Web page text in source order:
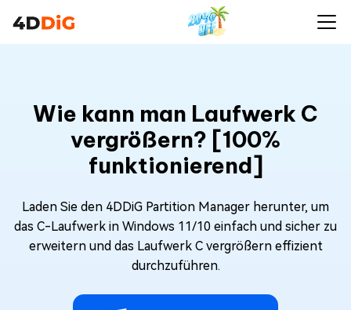
Wie kann man Laufwerk C
vergrößern? [100%
funktionierend]
Laden Sie den 4DDiG Partition Manager herunter, um
das C-Laufwerk in Windows 11/10 einfach und sicher zu
erweitern und das Laufwerk C vergrößern effizient
durchzuführen.